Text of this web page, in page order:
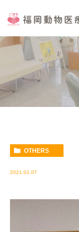
OTHERS
2021.01.07